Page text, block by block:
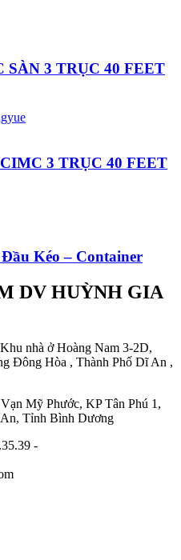
SÀN 3 TRỤC 40 FEET
3 TRỤC 40 FEET
Kéo – Container
DV HUỲNH GIA
nhà ở Hoàng Nam 3-2D,
Đông Hòa , Thành Phố Dĩ An ,
Mỹ Phước, KP Tân Phú 1,
Tỉnh Bình Dương
-